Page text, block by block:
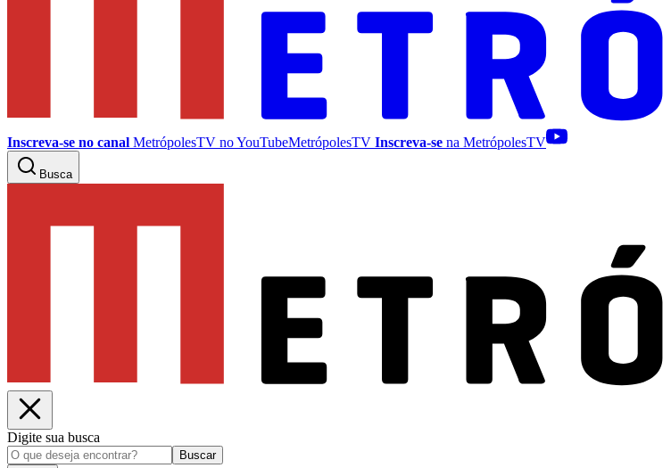
Inscreva-se no canal MetrópolesTV noYouTubeMetrópolesTV Inscreva-se na MetrópolesTV
Busca
Digite sua busca
Buscar